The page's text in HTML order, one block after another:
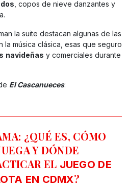
, copos de nieve danzantes y
la suite destacan algunas de las
la música clásica, esas que seguro
navideñas y comerciales durante
El Cascanueces:
¿QUÉ ES, CÓMO
Y DÓNDE
EL JUEGO DE
EN CDMX?